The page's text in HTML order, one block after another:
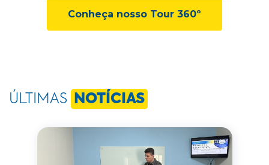
Conheça nosso Tour 360º
ÚLTIMAS NOTÍCIAS